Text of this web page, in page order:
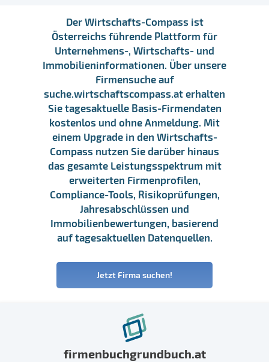
Der Wirtschafts-Compass ist
Österreichs führende Plattform für
Unternehmens-, Wirtschafts- und
Immobilieninformationen. Über unsere
Firmensuche auf
suche.wirtschaftscompass.at erhalten
Sie tagesaktuelle Basis-Firmendaten
kostenlos und ohne Anmeldung. Mit
einem Upgrade in den Wirtschafts-
Compass nutzen Sie darüber hinaus
das gesamte Leistungsspektrum mit
erweiterten Firmenprofilen,
Compliance-Tools, Risikoprüfungen,
Jahresabschlüssen und
Immobilienbewertungen, basierend
auf tagesaktuellen Datenquellen.
Jetzt Firma suchen!
firmenbuchgrundbuch.at